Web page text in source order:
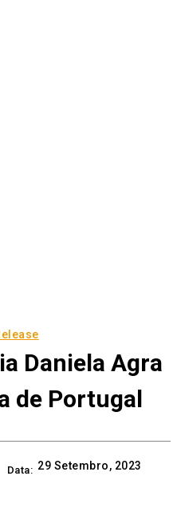
Daniela Agra
de Portugal
Data: 29 Setembro, 2023